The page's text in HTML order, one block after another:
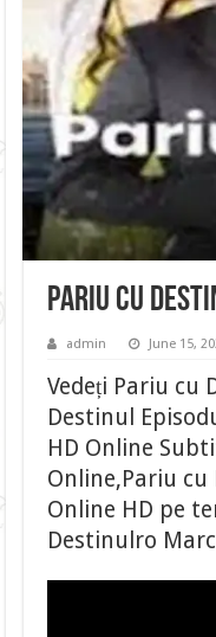
Pariu cu
admin June 15,
Vedeți Pariu
Destinul
HD Online
Online,Pariu
Online HD pe
Destinulro